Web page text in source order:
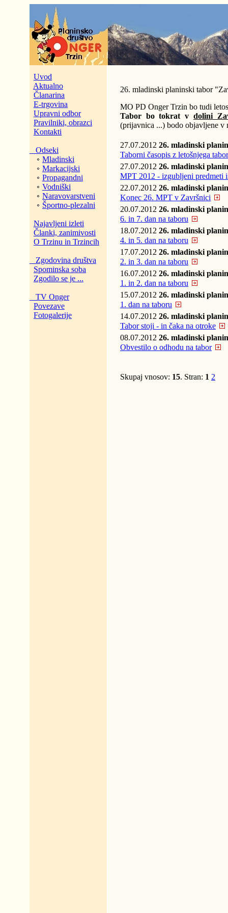
Uvod
Aktualno
Članarina
E-trgovina
Upravni odbor
Pravilniki, obrazci
Kontakti
Odseki
Mladinski
Markacijski
Propagandni
Vodniški
Naravovarstveni
Športno-plezalni
Najavljeni izleti
Članki, zanimivosti
O Trzinu in Trzincih
Zgodovina društva
Spominska soba
Zgodilo se je ...
TV Onger
Povezave
Fotogalerije
26. mladinski planinski tabor
MO PD Onger Trzin bo tudi
Tabor bo tokrat v dolini
(prijavnica ...) bodo objavljene v
27.07.2012 26. mladinski
Taborni časopis z letošnjega
27.07.2012 26. mladinski
MPT 2012 - izgubljeni predmeti
22.07.2012 26. mladinski
Konec 26. MPT v Završnici
20.07.2012 26. mladinski
6. in 7. dan na taboru
18.07.2012 26. mladinski
4. in 5. dan na taboru
17.07.2012 26. mladinski
2. in 3. dan na taboru
16.07.2012 26. mladinski
1. in 2. dan na taboru
15.07.2012 26. mladinski
1. dan na taboru
14.07.2012 26. mladinski
Tabor stoji - in čaka na otroke
08.07.2012 26. mladinski
Obvestilo o odhodu na tabor
Skupaj vnosov: 15. Stran: 1 2